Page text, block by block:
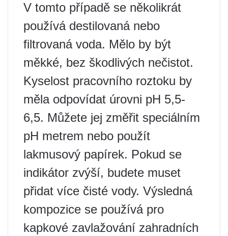
V tomto případě se několikrát
používá destilovaná nebo
filtrovaná voda. Mělo by být
měkké, bez škodlivých nečistot.
Kyselost pracovního roztoku by
měla odpovídat úrovni pH 5,5-
6,5. Můžete jej změřit speciálním
pH metrem nebo použít
lakmusový papírek. Pokud se
indikátor zvýší, budete muset
přidat více čisté vody. Výsledná
kompozice se používá pro
kapkové zavlažování zahradních